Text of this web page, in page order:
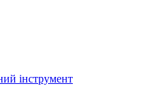
інструмент